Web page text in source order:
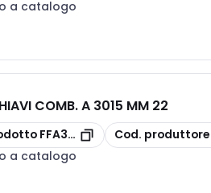
a catalogo
COMB. A 3015 MM 22
FFA30150022copia
Cod. produttore
a catalogo